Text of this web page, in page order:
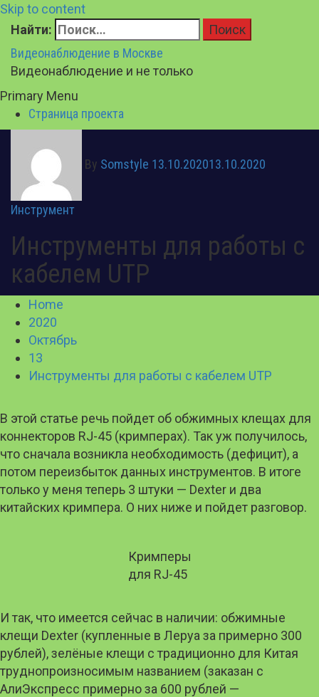
Skip to content
Найти:
Видеонаблюдение в Москве
Видеонаблюдение и не только
Primary Menu
Страница проекта
By Somstyle 13.10.202013.10.2020
Инструмент
Инструменты для работы с
кабелем UTP
Home
2020
Октябрь
13
Инструменты для работы с кабелем UTP
В этой статье речь пойдет об обжимных клещах для
коннекторов RJ-45 (кримперах). Так уж получилось,
что сначала возникла необходимость (дефицит), а
потом переизбыток данных инструментов. В итоге
только у меня теперь 3 штуки — Dexter и два
китайских кримпера. О них ниже и пойдет разговор.
Кримперы
для RJ-45
И так, что имеется сейчас в наличии: обжимные
клещи Dexter (купленные в Леруа за примерно 300
рублей), зелёные клещи с традиционно для Китая
труднопроизносимым названием (заказан с
АлиЭкспресс примерно за 600 рублей —